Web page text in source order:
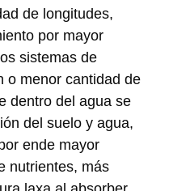
de longitudes,
por mayor
sistemas de
o menor cantidad de
dentro del agua se
del suelo y agua,
ende mayor
nutrientes, más